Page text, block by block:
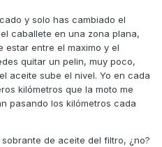
y solo has cambiado el
caballete en una zona plana,
estar entre el maximo y el
quitar un pelin, muy poco,
aceite sube el nivel. Yo en cada
kilómetros que la moto me
pasando los kilómetros cada
de aceite del filtro, ¿no?